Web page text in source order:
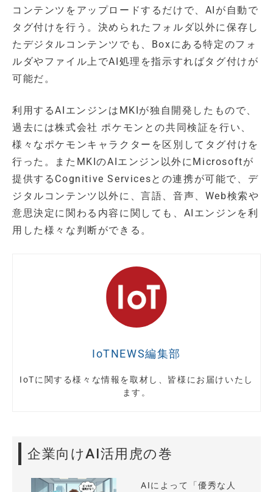
コンテンツをアップロードするだけで、AIが自動で
タグ付けを行う。決められたフォルダ以外に保存し
たデジタルコンテンツでも、Boxにある特定のフォ
ルダやファイル上でAI処理を指示すればタグ付けが
可能だ。
利用するAIエンジンはMKIが独自開発したもので、
過去には株式会社 ポケモンとの共同検証を行い、
様々なポケモンキャラクターを区別してタグ付けを
行った。またMKIのAIエンジン以外にMicrosoftが
提供するCognitive Servicesとの連携が可能で、デ
ジタルコンテンツ以外に、言語、音声、Web検索や
意思決定に関わる内容に関しても、AIエンジンを利
用した様々な判断ができる。
IoTNEWS編集部
IoTに関する様々な情報を取材し、皆様にお届けいたし
ます。
企業向けAI活用虎の巻
AIによって「優秀な人